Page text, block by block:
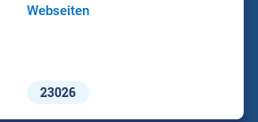
Webseiten
23026